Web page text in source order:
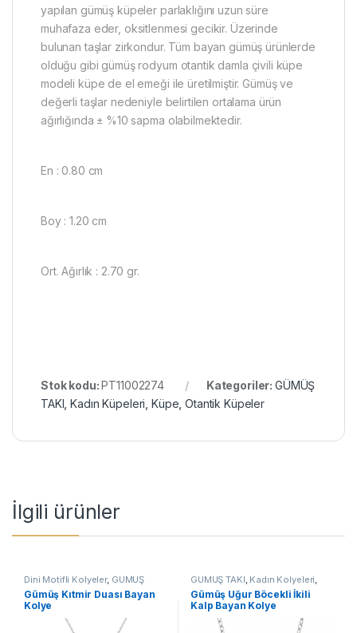
yapılan gümüş küpeler parlaklığını uzun süre
muhafaza eder, oksitlenmesi gecikir. Üzerinde
bulunan taşlar zirkondur. Tüm bayan gümüş ürünlerde
olduğu gibi gümüş rodyum otantik damla çivili küpe
modeli küpe de el emeği ile üretilmiştir. Gümüş ve
değerli taşlar nedeniyle belirtilen ortalama ürün
ağırlığında ± %10 sapma olabilmektedir.
En : 0.80 cm
Boy : 1.20 cm
Ort. Ağırlık : 2.70 gr.
Stok kodu:PT11002274 Kategoriler: GÜMÜŞ
TAKI ,Kadın Küpeleri Küpe ,Otantik Küpeler
İlgili ürünler
Dini Motifli Kolyeler, GÜMÜŞ
TAKI Kadın Kolyeleri Kıtmir
Duası Kolyeler,Kolye
Gümüş Kıtmir Duası Bayan
Kolye
GÜMÜŞ TAKI, Kadın Kolyeleri,
Kalpli Kolyeler ,Kolye
Gümüş Uğur Böcekli İkili
Kalp Bayan Kolye